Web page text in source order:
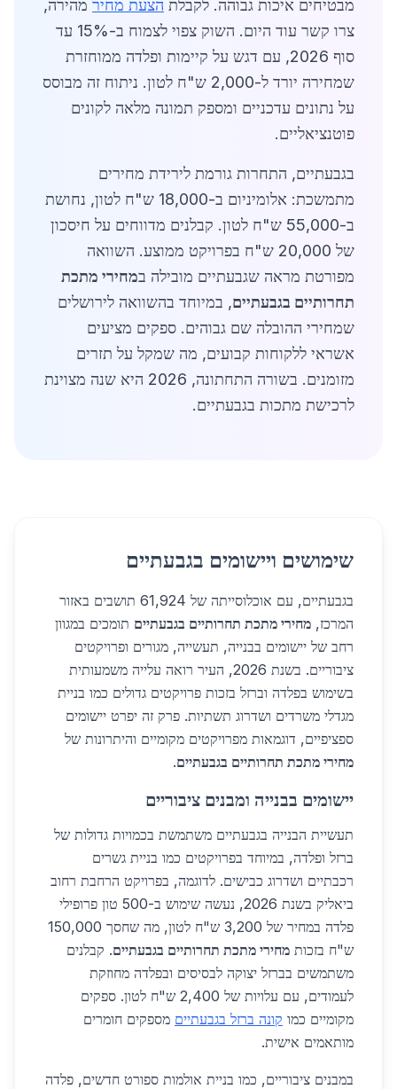
מבטיחים איכות גבוהה. לקבלת הצעת מחיר מהירה,
צרו קשר עוד היום. השוק צפוי לצמוח ב-15% עד
סוף 2026, עם דגש על קיימות ופלדה ממוחזרת
שמחירה יורד ל-2,000 ש"ח לטון. ניתוח זה מבוסס
על נתונים עדכניים ומספק תמונה מלאה לקונים
פוטנציאליים.
בגבעתיים, התחרות גורמת לירידת מחירים
מתמשכת: אלומיניום ב-18,000 ש"ח לטון, נחושת
ב-55,000 ש"ח לטון. קבלנים מדווחים על חיסכון
של 20,000 ש"ח בפרויקט ממוצע. השוואה
מפורטת מראה שגבעתיים מובילה במחירי מתכת
תחרותיים בגבעתיים, במיוחד בהשוואה לירושלים
שמחירי ההובלה שם גבוהים. ספקים מציעים
אשראי ללקוחות קבועים, מה שמקל על תזרים
מזומנים. בשורה התחתונה, 2026 היא שנה מצוינת
לרכישת מתכות בגבעתיים.
שימושים ויישומים בגבעתיים
בגבעתיים, עם אוכלוסייתה של 61,924 תושבים באזור
המרכז, מחירי מתכת תחרותיים בגבעתיים תומכים במגוון
רחב של יישומים בבנייה, תעשייה, מגורים ופרויקטים
ציבוריים. בשנת 2026, העיר רואה עלייה משמעותית
בשימוש בפלדה וברזל בזכות פרויקטים גדולים כמו בניית
מגדלי משרדים ושדרוג תשתיות. פרק זה יפרט יישומים
ספציפיים, דוגמאות מפרויקטים מקומיים והיתרונות של
מחירי מתכת תחרותיים בגבעתיים.
יישומים בבנייה ומבנים ציבוריים
תעשיית הבנייה בגבעתיים משתמשת בכמויות גדולות של
ברזל ופלדה, במיוחד בפרויקטים כמו בניית גשרים
רכבתיים ושדרוג כבישים. לדוגמה, בפרויקט הרחבת רחוב
ביאליק בשנת 2026, נעשה שימוש ב-500 טון פרופילי
פלדה במחיר של 3,200 ש"ח לטון, מה שחסך 150,000
ש"ח בזכות מחירי מתכת תחרותיים בגבעתיים. קבלנים
משתמשים בברזל יצוקה לבסיסים ובפלדה מחוזקת
לעמודים, עם עלויות של 2,400 ש"ח לטון. ספקים
מקומיים כמו קונה ברזל בגבעתיים מספקים חומרים
מותאמים אישית.
במבנים ציבוריים, כמו בניית אולמות ספורט חדשים, פלדה